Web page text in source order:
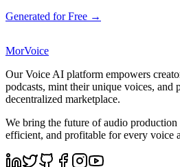
Generated for Free →
MorVoice
Our Voice AI platform empowers
podcasts, mint their unique voices, and
decentralized marketplace.
We bring the future of audio
efficient, and profitable for every voice